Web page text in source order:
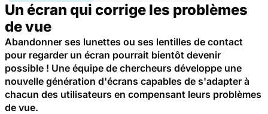
Un écran qui corrige les problèmes
de vue
Abandonner ses lunettes ou ses lentilles de contact
pour regarder un écran pourrait bientôt devenir
possible ! Une équipe de chercheurs développe une
nouvelle génération d'écrans capables de s'adapter à
chacun des utilisateurs en compensant leurs problèmes
de vue.